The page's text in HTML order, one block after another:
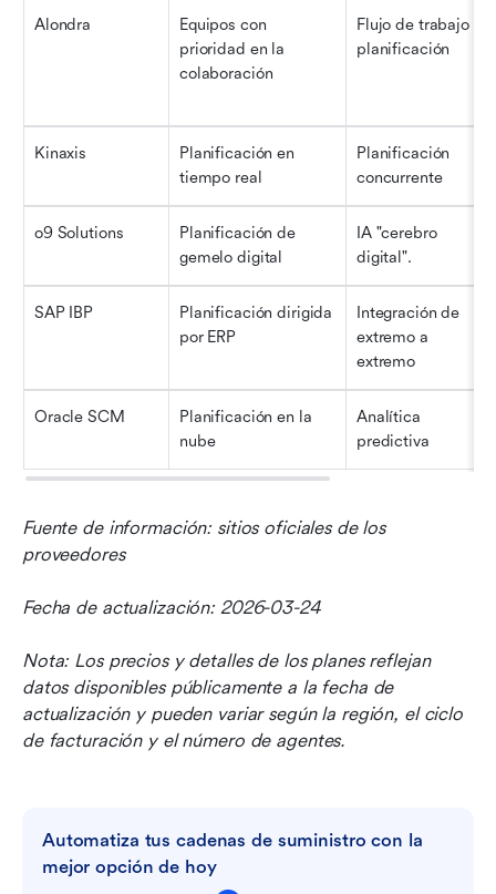
Alondra
Equipos con
prioridad en la
colaboración
Flujo de trabajo +
planificación
Kinaxis
Planificación en
tiempo real
Planificación
concurrente
o9 Solutions
Planificación de
gemelo digital
IA "cerebro
digital".
SAP IBP
Planificación dirigida
por ERP
Integración de
extremo a
extremo
Oracle SCM
Planificación en la
nube
Analítica
predictiva
Fuente de información: sitios oficiales de los
proveedores
Fecha de actualización: 2026-03-24
Nota: Los precios y detalles de los planes reflejan
datos disponibles públicamente a la fecha de
actualización y pueden variar según la región, el ciclo
de facturación y el número de agentes.
Automatiza tus cadenas de suministro con la
mejor opción de hoy